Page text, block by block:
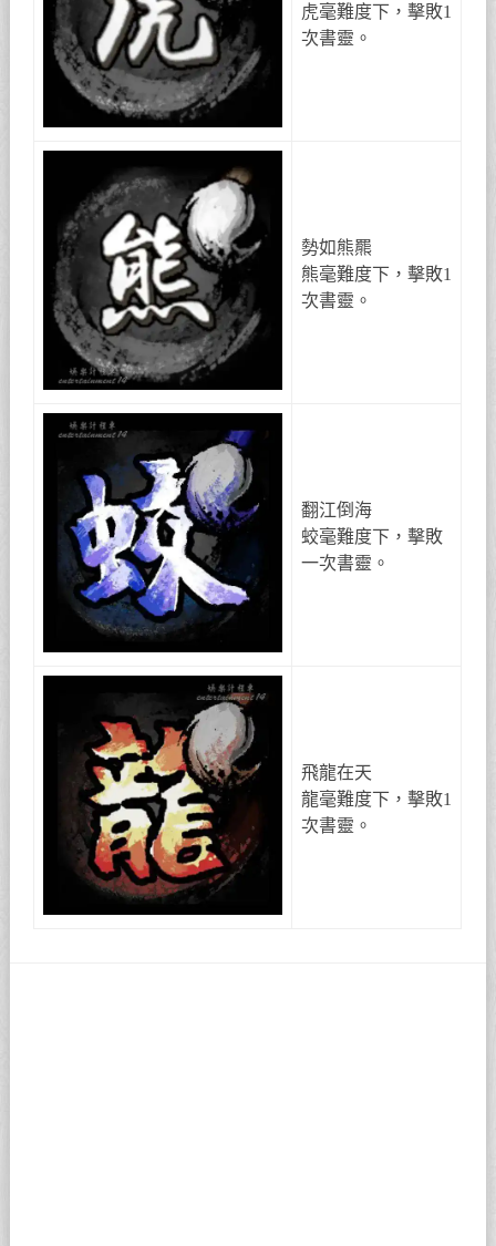
虎毫難度下，擊敗1
次書靈。
勢如熊羆
熊毫難度下，擊敗1
次書靈。
翻江倒海
蛟毫難度下，擊敗
一次書靈。
飛龍在天
龍毫難度下，擊敗1
次書靈。